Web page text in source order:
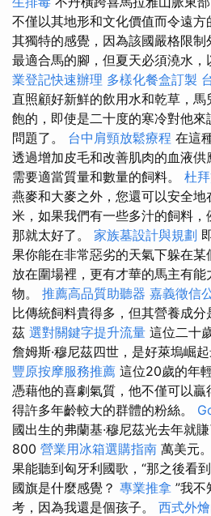
不僅以其地形和文化價值而令遠
其獨特的感覺，因為該國嚴格限
最適合馬的腳，但夏天必須澆水，
業登記快速辦理 多樣化餐盒訂製
直照顧好新鮮的飲用水和乾草，
飽的，即使是二十度的寒冷對他
問題了。 台中肩頸放鬆療程 在這
透過增加皮毛和改善肌肉的血液
需要適當質量和數量的飼料。 杜
燕麥和大麥之外，您還可以安全地
米，如果我們有一些多汁的飼料，
那就太好了。 家族墓設計與規劃
果你能在非常惡劣的天氣下躲在
放在圍場裡，更有才華的馬主有
物。 推薦高品質助聽器 嘉義徵信
比傳統飼料貴得多，但其營養成分
茲 選對關鍵字提升流量 這位二十
詹姆斯·穆尼茲四世，是好萊塢崛
豐原按摩服務推薦 這位20歲的年
憑藉他的喜劇氣質，他不僅可以
得許多年齡較大的群體的粉絲。
國出生的弗蘭基·穆尼茲光去年就賺
800 營業用冰箱選購指南 萬美元。
果能聽到匈牙利國歌，“那之後看
國旗是什麼感覺？ 專業推拿 ”我
考，因為我還是個孩子。 西式外